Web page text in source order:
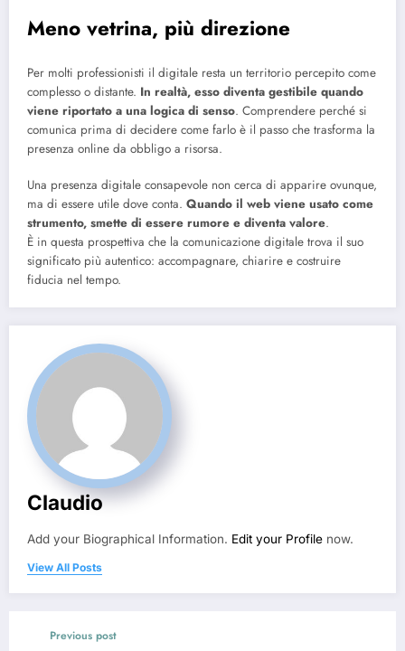
Meno vetrina, più direzione
Per molti professionisti il digitale resta un territorio percepito come
complesso o distante. In realtà, esso diventa gestibile quando
viene riportato a una logica di senso. Comprendere perché si
comunica prima di decidere come farlo è il passo che trasforma la
presenza online da obbligo a risorsa.
Una presenza digitale consapevole non cerca di apparire ovunque,
ma di essere utile dove conta. Quando il web viene usato come
strumento, smette di essere rumore e diventa valore.
È in questa prospettiva che la comunicazione digitale trova il suo
significato più autentico: accompagnare, chiarire e costruire
fiducia nel tempo.
Claudio
Add your Biographical Information. Edit your Profile now.
View All Posts
Previous post